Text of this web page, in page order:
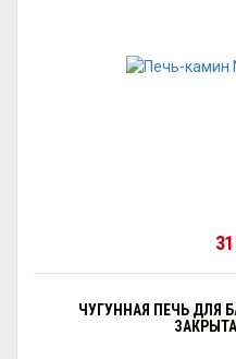
ЧУГУННАЯ ПЕЧЬ ДЛЯ